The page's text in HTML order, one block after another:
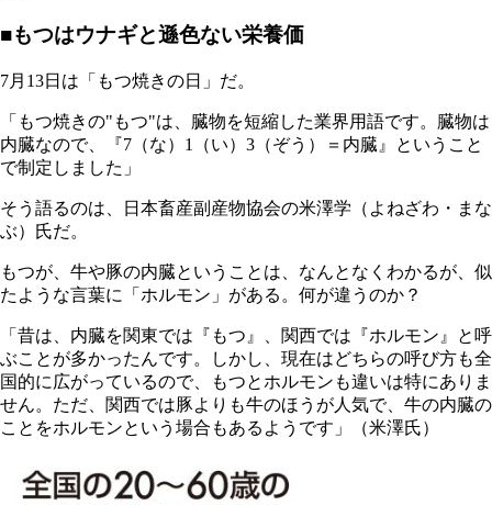
■もつはウナギと遜色ない栄養価
7月13日は「もつ焼きの日」だ。
「もつ焼きの"もつ"は、臓物を短縮した業界用語です。臓物は
内臓なので、『7（な）1（い）3（ぞう）＝内臓』ということ
で制定しました」
そう語るのは、日本畜産副産物協会の米澤学（よねざわ・まな
ぶ）氏だ。
もつが、牛や豚の内臓ということは、なんとなくわかるが、似
たような言葉に「ホルモン」がある。何が違うのか？
「昔は、内臓を関東では『もつ』、関西では『ホルモン』と呼
ぶことが多かったんです。しかし、現在はどちらの呼び方も全
国的に広がっているので、もつとホルモンも違いは特にありま
せん。ただ、関西では豚よりも牛のほうが人気で、牛の内臓の
ことをホルモンという場合もあるようです」（米澤氏）